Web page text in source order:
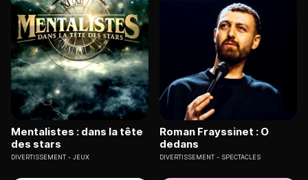
Mentalistes : dans la tête
des stars
DIVERTISSEMENT JEUX
Roman Frayssinet : O
dedans
DIVERTISSEMENT SPECTACLES